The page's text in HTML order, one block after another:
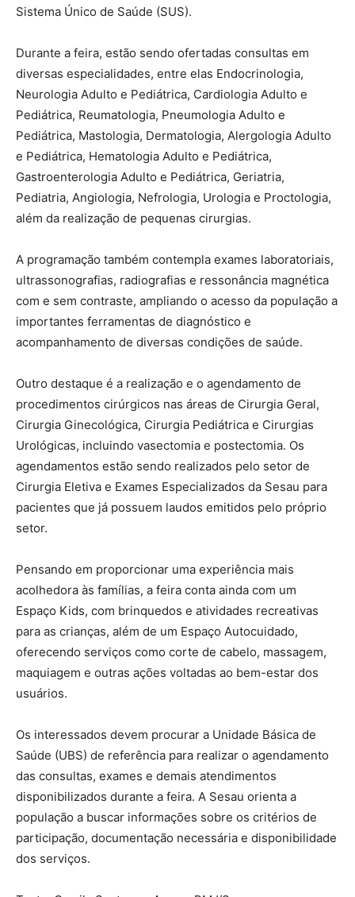
Sistema Único de Saúde (SUS).
Durante a feira, estão sendo ofertadas consultas em
diversas especialidades, entre elas Endocrinologia,
Neurologia Adulto e Pediátrica, Cardiologia Adulto e
Pediátrica, Reumatologia, Pneumologia Adulto e
Pediátrica, Mastologia, Dermatologia, Alergologia Adulto
e Pediátrica, Hematologia Adulto e Pediátrica,
Gastroenterologia Adulto e Pediátrica, Geriatria,
Pediatria, Angiologia, Nefrologia, Urologia e Proctologia,
além da realização de pequenas cirurgias.
A programação também contempla exames laboratoriais,
ultrassonografias, radiografias e ressonância magnética
com e sem contraste, ampliando o acesso da população a
importantes ferramentas de diagnóstico e
acompanhamento de diversas condições de saúde.
Outro destaque é a realização e o agendamento de
procedimentos cirúrgicos nas áreas de Cirurgia Geral,
Cirurgia Ginecológica, Cirurgia Pediátrica e Cirurgias
Urológicas, incluindo vasectomia e postectomia. Os
agendamentos estão sendo realizados pelo setor de
Cirurgia Eletiva e Exames Especializados da Sesau para
pacientes que já possuem laudos emitidos pelo próprio
setor.
Pensando em proporcionar uma experiência mais
acolhedora às famílias, a feira conta ainda com um
Espaço Kids, com brinquedos e atividades recreativas
para as crianças, além de um Espaço Autocuidado,
oferecendo serviços como corte de cabelo, massagem,
maquiagem e outras ações voltadas ao bem-estar dos
usuários.
Os interessados devem procurar a Unidade Básica de
Saúde (UBS) de referência para realizar o agendamento
das consultas, exames e demais atendimentos
disponibilizados durante a feira. A Sesau orienta a
população a buscar informações sobre os critérios de
participação, documentação necessária e disponibilidade
dos serviços.